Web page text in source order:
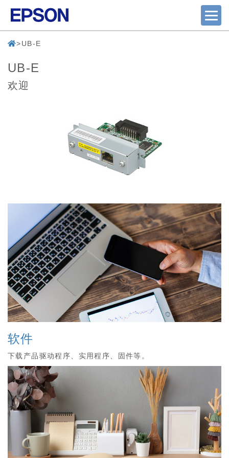
UB-E
UB-E
欢迎
软件
下载产品驱动程序、实用程序、固件等。